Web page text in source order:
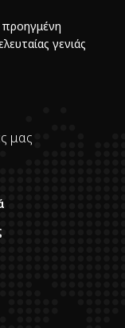
προηγμένη
γενιάς
μας